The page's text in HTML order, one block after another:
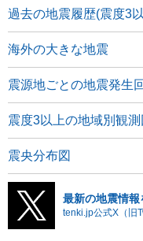
過去の地震履歴(震度3
海外の大きな地震
震源地ごとの地震発生
震度3以上の地域別観測
震央分布図
最新の地震情報
tenki.jp公式X（旧